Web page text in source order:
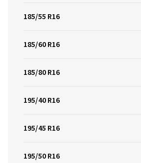
185/55 R16
185/60 R16
185/80 R16
195/40 R16
195/45 R16
195/50 R16